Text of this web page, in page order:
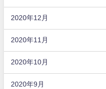
2020年12月
2020年11月
2020年10月
2020年9月